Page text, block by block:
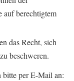
auf berechtigtem
das Recht, sich
beschweren.
bitte per E-Mail an: